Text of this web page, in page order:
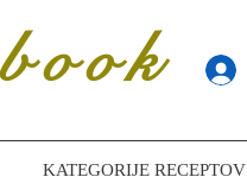
KATEGORIJE RECEPTOV